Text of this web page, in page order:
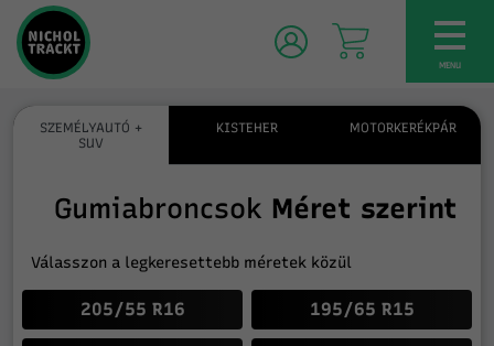
MENU
SZEMÉLYAUTÓ +
SUV
KISTEHER MOTORKERÉKPÁR
Gumiabroncsok Méret szerint
Válasszon a legkeresettebb méretek közül
205/55 R16 195/65 R15